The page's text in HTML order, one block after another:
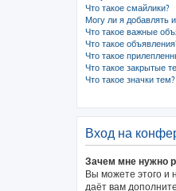
Что такое смайлики?
Могу ли я добавлять
Что такое важные
Что такое
Что такое
Что такое закрытые
Что такое значки тем?
Вход на
Зачем мне нужно
Вы можете этого и
даёт вам